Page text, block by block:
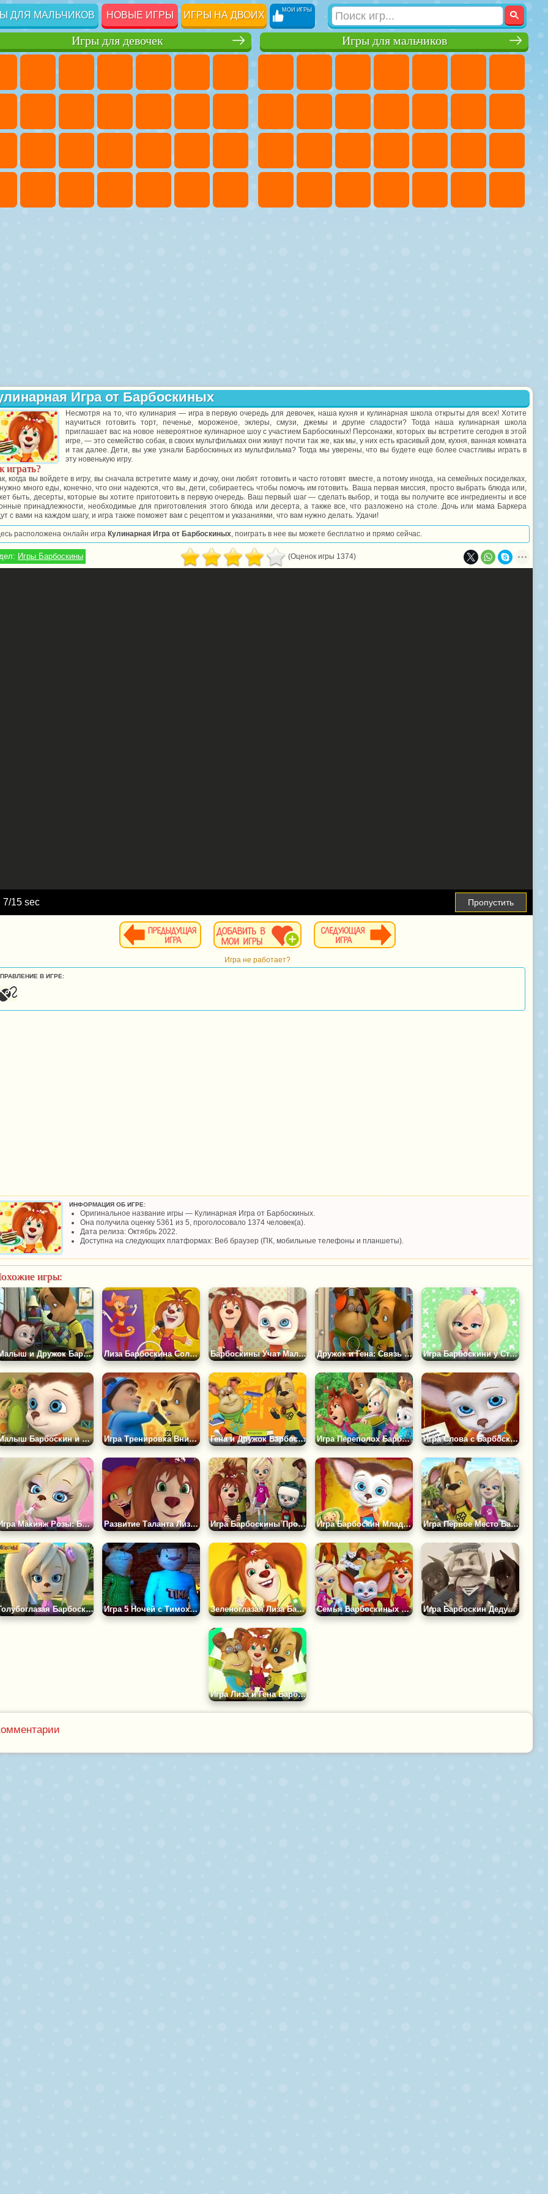
ДЛЯ МАЛЬЧИКОВ НОВЫЕ ИГРЫ ИГРЫ НА ДВОИХ МОИ ИГРЫ
Игры для мальчиков
Игры для девочек
Игра от Барбоскиных
Несмотря на то, что кулинария — игра в первую очередь для девочек, наша кухня и кулинарная школа открыты для всех! Хотите
научиться готовить торт, печенье, мороженое, эклеры, смузи, джемы и другие сладости? Тогда наша кулинарная школа
приглашает вас на новое невероятное кулинарное шоу с участием Барбоскиных! Персонажи, которых вы встретите сегодня в этой
игре, — это семейство собак, в своих мультфильмах они живут почти так же, как мы, у них есть красивый дом, кухня, ванная комната
и так далее. Дети, вы уже узнали Барбоскиных из мультфильма? Тогда мы уверены, что вы будете еще более счастливы играть в
эту новенькую игру.
играть?
когда вы войдете в игру, вы сначала встретите маму и дочку, они любят готовить и часто готовят вместе, а потому иногда, на семейных посиделках,
много еды, конечно, что они надеются, что вы, дети, собираетесь чтобы помочь им готовить. Ваша первая миссия, просто выбрать блюда или,
быть, десерты, которые вы хотите приготовить в первую очередь. Ваш первый шаг — сделать выбор, и тогда вы получите все ингредиенты и все
принадлежности, необходимые для приготовления этого блюда или десерта, а также все, что разложено на столе. Дочь или мама Баркера
с вами на каждом шагу, и игра также поможет вам с рецептом и указаниями, что вам нужно делать. Удачи!
расположена онлайн игра Кулинарная Игра от Барбоскиных, поиграть в нее вы можете бесплатно и прямо сейчас.
Игры Барбоскины (Оценок игры 1374)
8/15 sec Пропустить
Игра не работает?
В ИГРЕ:
ИНФОРМАЦИЯ ОБ ИГРЕ:
Оригинальное название игры — Кулинарная Игра от Барбоскиных.
Она получила оценку 5361 из 5, проголосовало 1374 человек(а).
Дата релиза: Октябрь 2022.
Доступна на следующих платформах: Веб браузер (ПК, мобильные телефоны и планшеты).
игры:
Малыш и Дружок Барбоскины Пазл Лиза Барбоскина Солистка Пазл Барбоскины Учат Малыша Пазл Дружок и Гена: Связь с Космосом Игра Барбоскини у Стоматолога
Малыш Барбоскин и Зайка - Пазл Игра Тренировка Внимания Гена и Дружок Барбоскины Пазл Игра Переполох Барбоскиных Пазл Игра Слова с Барбоскиными
Игра Макияж Розы: Барбоскины Развитие Таланта Лизы Барбоскиной Игра Барбоскины Против Лизы Пазл Игра Барбоскин Младший - Пазл Игра Первое Место Барбоскиных Пазл
Голубоглазая Барбоскина Роза Пазл Игра 5 Ночей с Тимохой 2: Деревня Зеленоглазая Лиза Барбоскина Пазл Семья Барбоскиных Пазл Игра Барбоскин Дедушка Моряк Пазл
Игра Лиза и Гена Барбоскиных Пазл